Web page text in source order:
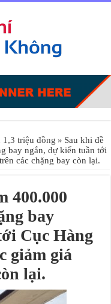
1,3 triệu đồng » Sau khi đề
bay ngắn, dự kiến tuần tới
các chặng bay còn lại.
400.000
bay
Cục Hàng
giảm giá
lại.